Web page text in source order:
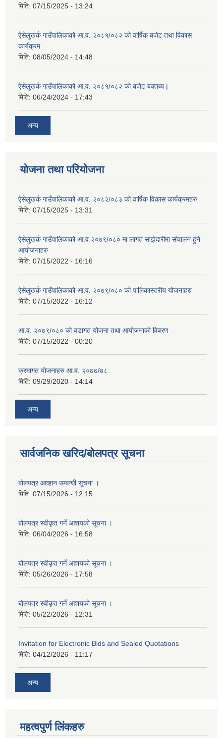
मिति: 07/15/2025 - 13:24
ऐसेलुखर्क गाउँपालिकाको आ.व. २०८१/०८२ को वार्षिक बजेट तथा विकास
कार्यक्रम
मिति: 08/05/2024 - 14:48
ऐसेलुखर्क गाउँपालिकाको आ.व. २०८१/०८२ को बजेट बक्तब्य |
मिति: 06/24/2024 - 17:43
अन्य
योजना तथा परियोजना
ऐसेलुखर्क गाउँपालिकाको आ.व. २०८२/०८३ को वार्षिक विकास कार्यक्रमहरु
मिति: 07/15/2025 - 13:31
ऐसेलुखर्क गाउँपालिकाको आ.व २०७९/०८० मा लागत साझेदारीमा संचालन हुने
आयोजनाहरु
मिति: 07/15/2022 - 16:16
ऐसेलुखर्क गाउँपालिकाको आ.व. २०७९/०८० को पालिकास्तरीय योजनाहरु
मिति: 07/15/2022 - 16:12
आ.व. २०७९/०८० को वडागत योजना तथा आयोजनाको विवरण
मिति: 07/15/2022 - 00:20
क्रमागत योजनाहरु आ.व. २०७७/७८
मिति: 09/29/2020 - 14:14
अन्य
सार्वजनिक खरिद/बोलपत्र सूचना
बोलपत्र आव्हान सम्बन्धी सूचना ।
मिति: 07/15/2026 - 12:15
बोलपत्र स्वीकृत गर्ने आशयको सूचना ।
मिति: 06/04/2026 - 16:58
बोलपत्र स्वीकृत गर्ने आशयको सूचना ।
मिति: 05/26/2026 - 17:58
बोलपत्र स्वीकृत गर्ने आशयको सूचना ।
मिति: 05/22/2026 - 12:31
Invitation for Electronic Bids and Sealed Quotations
मिति: 04/12/2026 - 11:17
अन्य
महत्वपुर्ण लिंकहरु